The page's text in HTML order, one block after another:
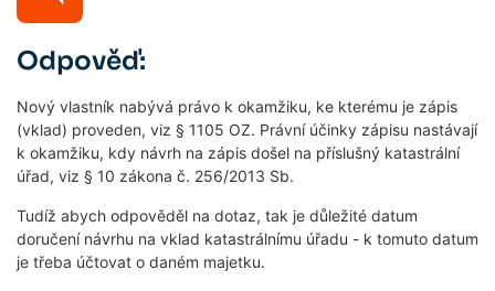
Odpověď:
Nový vlastník nabývá právo k okamžiku, ke kterému je zápis
(vklad) proveden, viz § 1105 OZ. Právní účinky zápisu nastávají
k okamžiku, kdy návrh na zápis došel na příslušný katastrální
úřad, viz § 10 zákona č. 256/2013 Sb.
Tudíž abych odpověděl na dotaz, tak je důležité datum
doručení návrhu na vklad katastrálnímu úřadu - k tomuto datum
je třeba účtovat o daném majetku.